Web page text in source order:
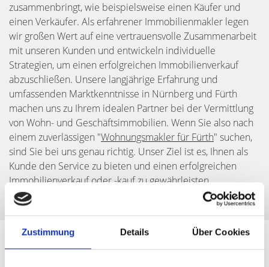
Zustimmung Details Über Cookies
zusammenbringt, wie beispielsweise einen Käufer und
einen Verkäufer. Als erfahrener Immobilienmakler legen
wir großen Wert auf eine vertrauensvolle Zusammenarbeit
mit unseren Kunden und entwickeln individuelle
Strategien, um einen erfolgreichen Immobilienverkauf
abzuschließen. Unsere langjährige Erfahrung und
umfassenden Marktkenntnisse in Nürnberg und Fürth
machen uns zu Ihrem idealen Partner bei der Vermittlung
von Wohn- und Geschäftsimmobilien. Wenn Sie also nach
einem zuverlässigen "Wohnungsmakler für Fürth" suchen,
sind Sie bei uns genau richtig. Unser Ziel ist es, Ihnen als
Kunde den Service zu bieten und einen erfolgreichen
Immobilienverkauf oder -kauf zu gewährleisten.